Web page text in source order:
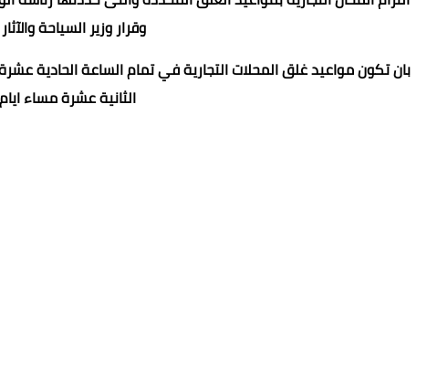
وقرار وزير السياحة والآثار رقم (٥١٢)
بان تكون مواعيد غلق المحلات التجارية في تمام الساعة الحادية
الثانية عشرة مساء